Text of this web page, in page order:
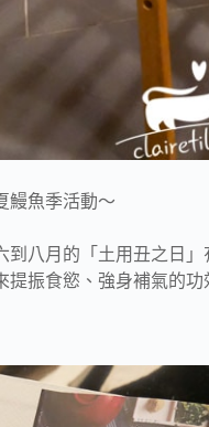
鰻魚季活動～
到八月的「土用丑之日
振食慾、強身補氣的